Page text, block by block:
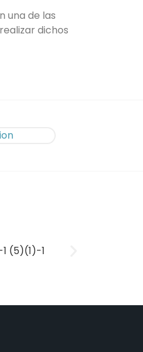
una de las
dichos